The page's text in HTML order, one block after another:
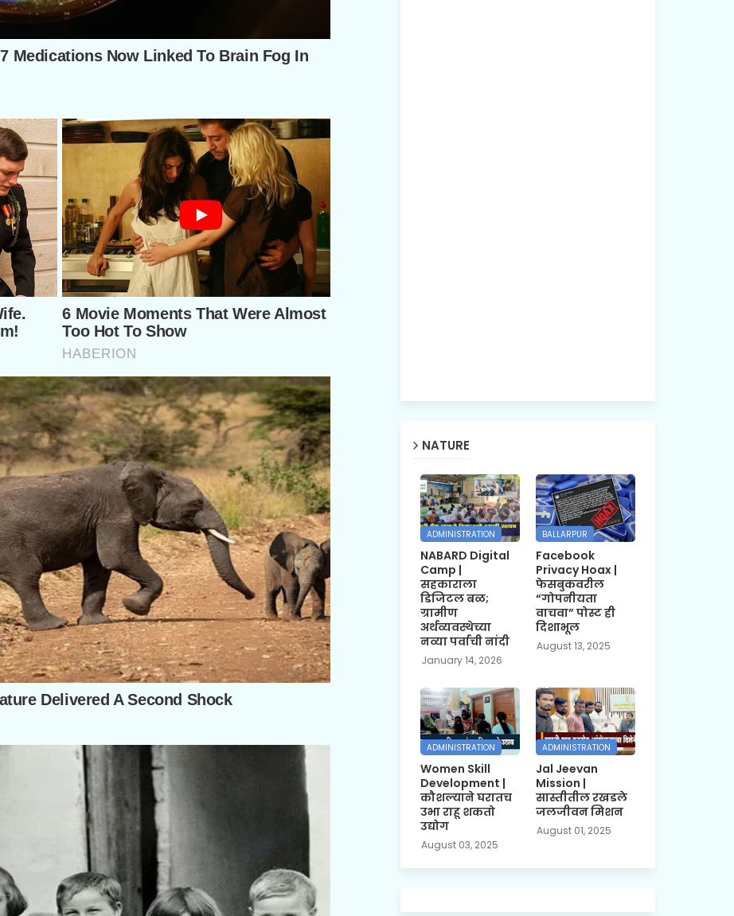
NATURE
ADMINISTRATION
NABARD Digital
Camp |
सहकाराला
डिजिटल बळ;
ग्रामीण
अर्थव्यवस्थेच्या
नव्या पर्वाची नांदी
January 14, 2026
BALLARPUR
Facebook
Privacy Hoax |
फेसबुकवरील
“गोपनीयता
वाचवा” पोस्ट ही
दिशाभूल
August 13, 2025
ADMINISTRATION
Women Skill
Development |
कौशल्याने घरातच
उभा राहू शकतो
उद्योग
August 03, 2025
ADMINISTRATION
Jal Jeevan
Mission |
सास्तीतील रखडले
जलजीवन मिशन
August 01, 2025